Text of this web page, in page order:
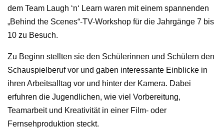
dem Team Laugh ‘n‘ Learn waren mit einem spannenden
„Behind the Scenes“-TV-Workshop für die Jahrgänge 7 bis
10 zu Besuch.
Zu Beginn stellten sie den Schülerinnen und Schülern den
Schauspielberuf vor und gaben interessante Einblicke in
ihren Arbeitsalltag vor und hinter der Kamera. Dabei
erfuhren die Jugendlichen, wie viel Vorbereitung,
Teamarbeit und Kreativität in einer Film- oder
Fernsehproduktion steckt.